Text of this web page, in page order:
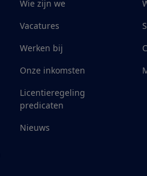
Wie zijn we
Vacatures
Werken bij
Onze inkomsten
Licentieregeling
predicaten
Nieuws